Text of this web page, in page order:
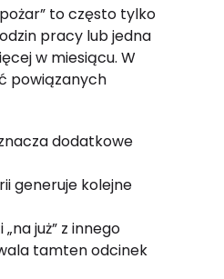
to często tylko
pracy lub jedna
w miesiącu. W
powiązanych
dodatkowe
generuje kolejne
już” z innego
tamten odcinek